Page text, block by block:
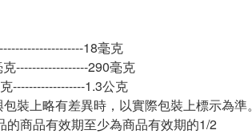
18毫克
------------------290毫克
------------------1.3公克
裝上略有差異時，以實際包裝上標示為準。
的商品有效期至少為商品有效期的1/2